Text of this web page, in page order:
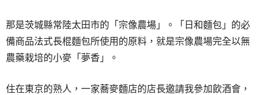
那是茨城縣常陸太田市的「宗像農場」。「日和麵包」的必
備商品法式長棍麵包所使用的原料，就是宗像農場完全以無
農藥栽培的小麥「夢香」。
住在東京的熟人，一家蕎麥麵店的店長邀請我參加飲酒會，